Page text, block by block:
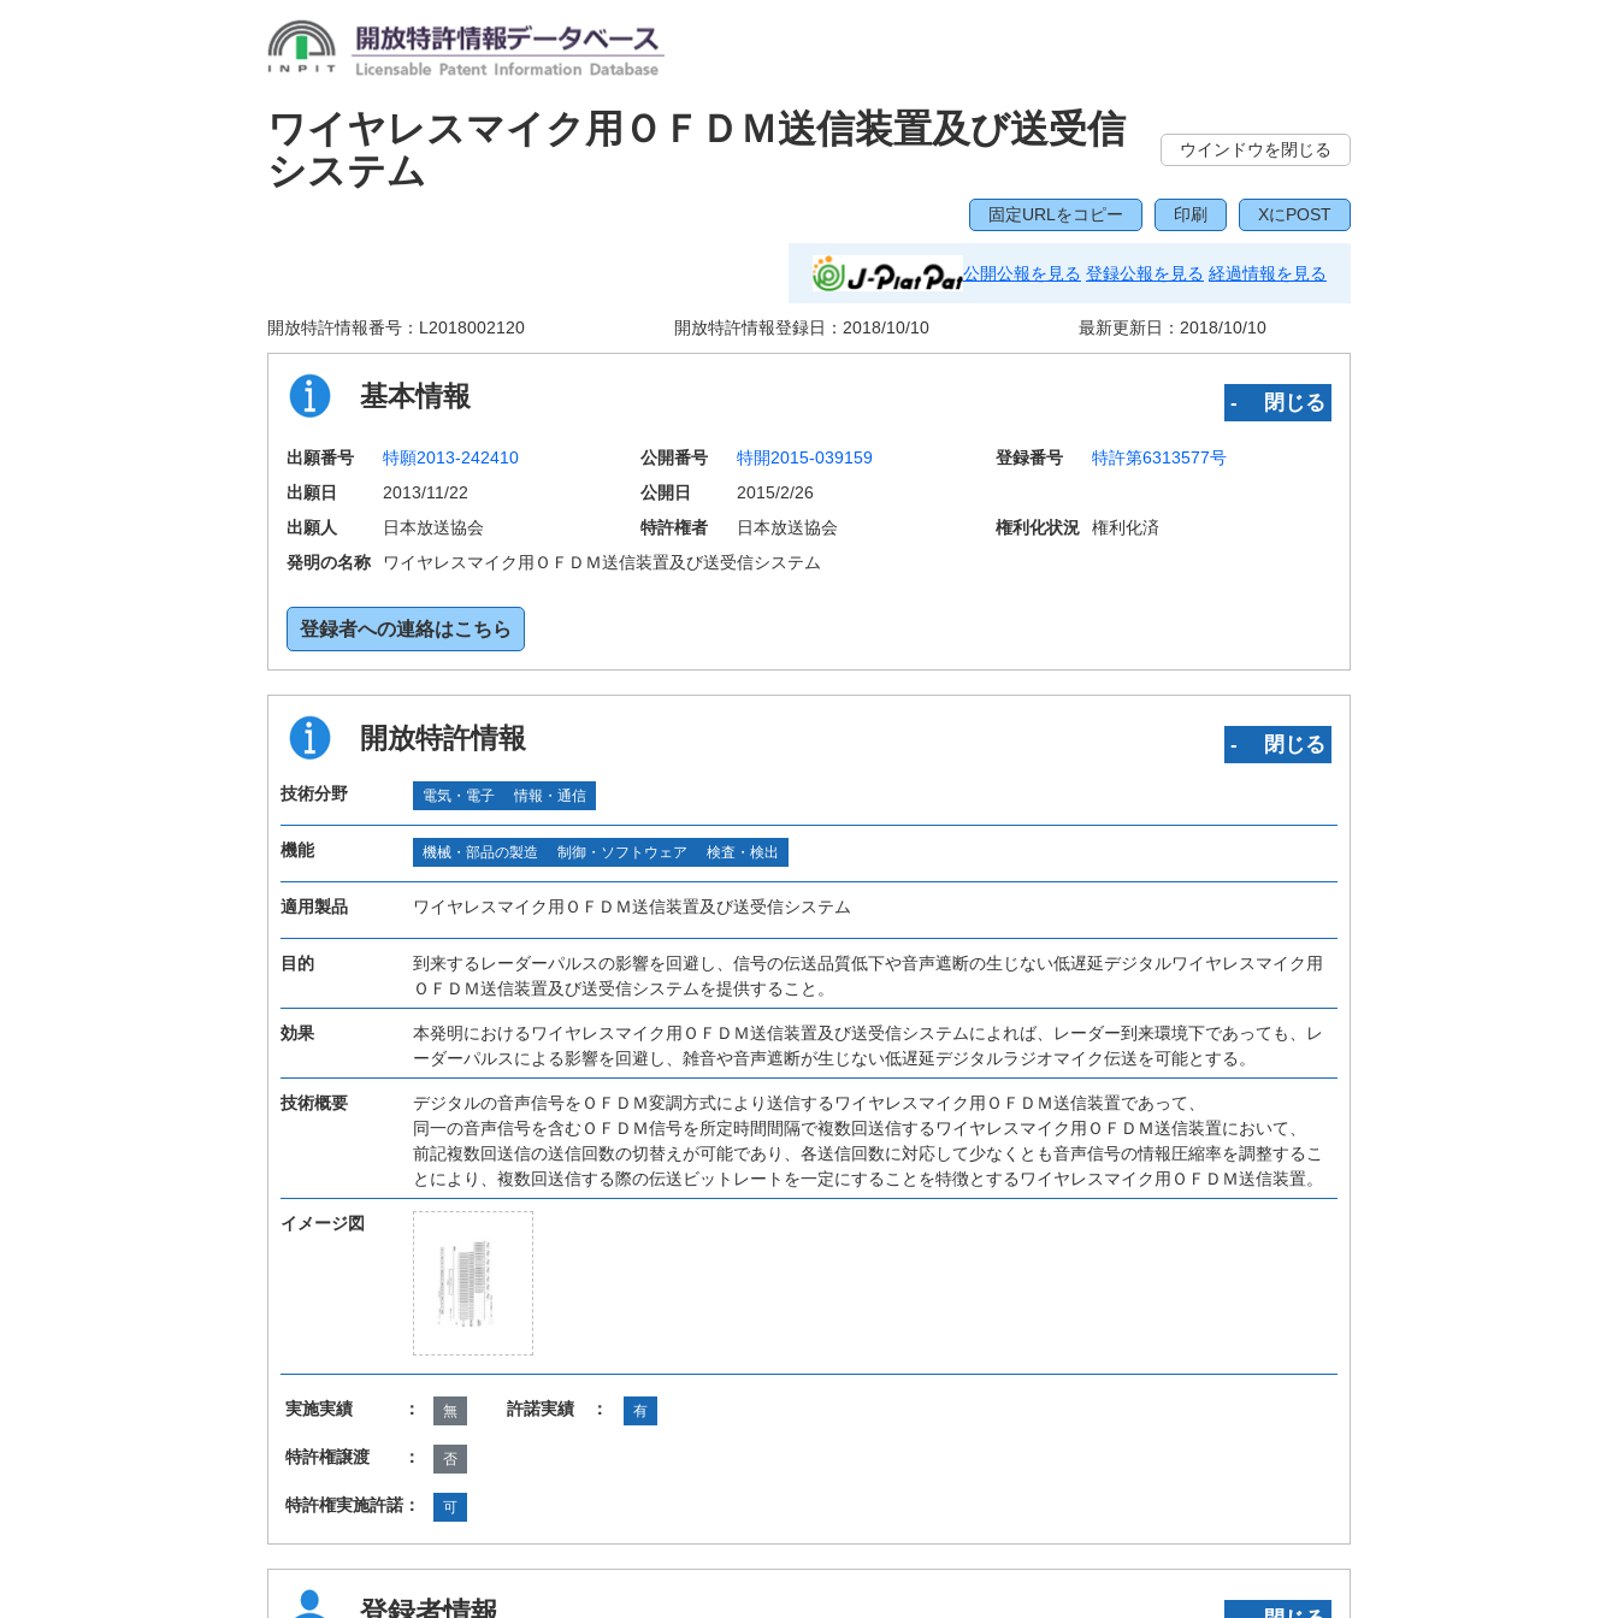
ワイヤレスマイク用ＯＦＤＭ送信装置及び送受信
システム
ウインドウを閉じる
固定URLをコピー 印刷 XにPOST
公開公報を見る 登録公報を見る 経過情報を見る
開放特許情報番号： L2018002120 開放特許情報登録日： 2018/10/10 最新更新日： 2018/10/10
基本情報 ‐ 閉じる
出願番号 特願2013-242410 公開番号 特開2015-039159 登録番号
特許第6313577号
出願日
2013/11/22 公開日
2015/2/26
出願人
日本放送協会 特許権者 日本放送協会 権利化状況
権利化済
発明の名称
ワイヤレスマイク用ＯＦＤＭ送信装置及び送受信システム
登録者への連絡はこちら
開放特許情報 ‐ 閉じる
技術分野 電気・電子 情報・通信
機能 機械・部品の製造 制御・ソフトウェア 検査・検出
適用製品 ワイヤレスマイク用ＯＦＤＭ送信装置及び送受信システム
目的
到来するレーダーパルスの影響を回避し、信号の伝送品質低下や音声遮断の生じない低遅延デジタルワイヤレスマイク用
ＯＦＤＭ送信装置及び送受信システムを提供すること。
効果
本発明におけるワイヤレスマイク用ＯＦＤＭ送信装置及び送受信システムによれば、レーダー到来環境下であっても、レ
ーダーパルスによる影響を回避し、雑音や音声遮断が生じない低遅延デジタルラジオマイク伝送を可能とする。
技術概要
デジタルの音声信号をＯＦＤＭ変調方式により送信するワイヤレスマイク用ＯＦＤＭ送信装置であって、
同一の音声信号を含むＯＦＤＭ信号を所定時間間隔で複数回送信するワイヤレスマイク用ＯＦＤＭ送信装置において、
前記複数回送信の送信回数の切替えが可能であり、各送信回数に対応して少なくとも音声信号の情報圧縮率を調整するこ
とにより、複数回送信する際の伝送ビットレートを一定にすることを特徴とするワイヤレスマイク用ＯＦＤＭ送信装置。
イメージ図
実施実績 ： 無 許諾実績 ： 有
特許権譲渡 ： 否
特許権実施許諾： 可